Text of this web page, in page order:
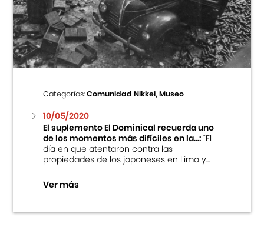
Categorías:Comunidad Nikkei, Museo
10/05/2020
El suplemento El Dominical recuerda uno
de los momentos más difíciles en la...:“El
día en que atentaron contra las
propiedades de los japoneses en Lima y...
Ver más